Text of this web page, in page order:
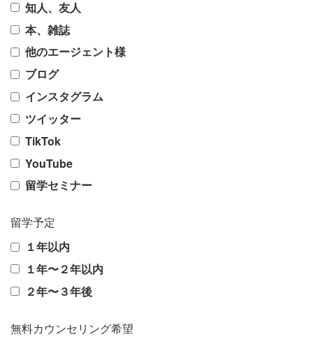
知人、友人
本、雑誌
他のエージェント様
ブログ
インスタグラム
ツイッター
TikTok
YouTube
留学セミナー
留学予定
１年以内
１年〜２年以内
２年〜３年後
無料カウンセリング希望